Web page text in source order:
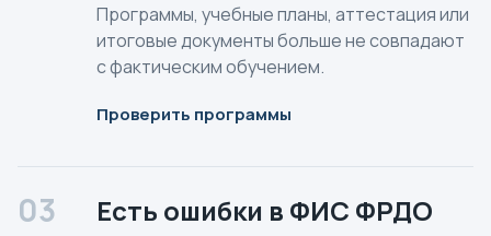
Программы, учебные планы, аттестация или
итоговые документы больше не совпадают
с фактическим обучением.
Проверить программы
03 Есть ошибки в ФИС ФРДО